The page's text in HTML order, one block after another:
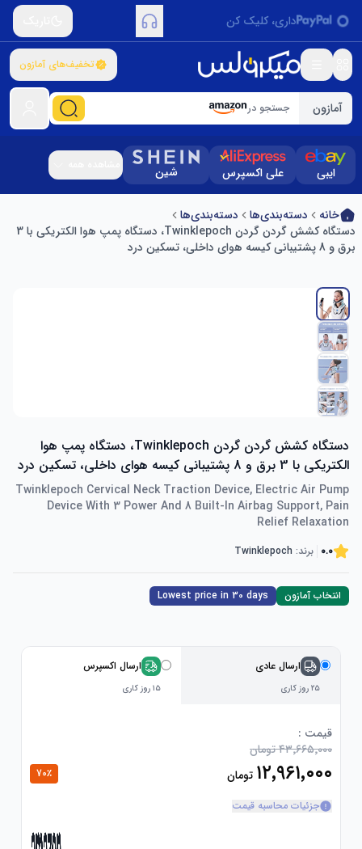
داری، کلیک کن
تخفیف‌های آمازون
آمازون جستجو در
ایبی علی اکسپرس شین
خانه دسته‌بندی‌ها
دسته‌بندی‌ها
دستگاه کشش گردن گردن Twinklepoch، دستگاه پمپ هوا الکتریکی با 3
برق و 8 پشتیبانی کیسه هوای داخلی، تسکین درد
دستگاه کشش گردن گردن Twinklepoch، دستگاه پمپ هوا
الکتریکی با 3 برق و 8 پشتیبانی کیسه هوای داخلی، تسکین درد
Twinklepoch Cervical Neck Traction Device, Electric Air Pump
Device With 3 Power And 8 Built-In Airbag Support, Pain
Relief Relaxation
0.0 برند: Twinklepoch
انتخاب آمازون Lowest price in 30 days
ارسال عادی
۲۵ روز کاری
ارسال اکسپرس
۱۵ روز کاری
قیمت :
۴۳٬۶۶۵٬۰۰۰ تومان
۱۲٬۹۶۱٬۰۰۰ تومان 70٪
جزئیات محاسبه قیمت